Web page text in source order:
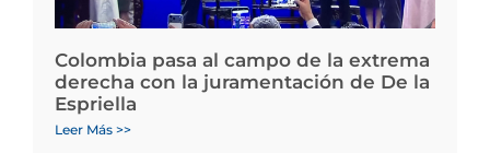
Colombia pasa al campo de la extrema
derecha con la juramentación de De la
Espriella
Leer Más >>